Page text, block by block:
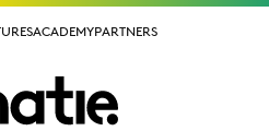
ACADEMYPARTNERS
ACADEMYPARTNERS